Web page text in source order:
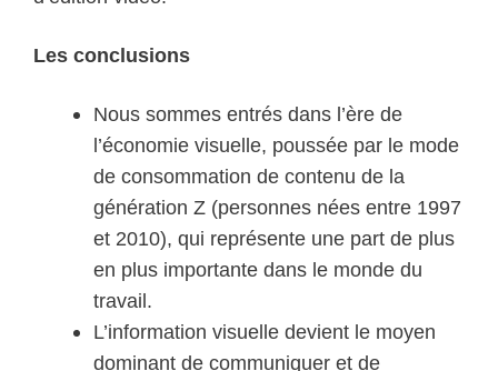
Les conclusions
Nous sommes entrés dans l’ère de
l’économie visuelle, poussée par le mode
de consommation de contenu de la
génération Z (personnes nées entre 1997
et 2010), qui représente une part de plus
en plus importante dans le monde du
travail.
L’information visuelle devient le moyen
dominant de communiquer et de